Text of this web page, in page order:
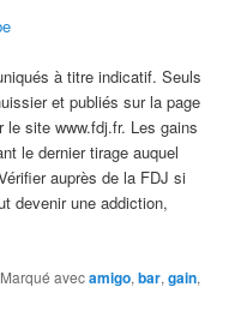
à titre indicatif. Seuls
et publiés sur la page
site www.fdj.fr. Les gains
le dernier tirage auquel
auprès de la FDJ si
devenir une addiction,
Marqué avecamigo,bar,gain,